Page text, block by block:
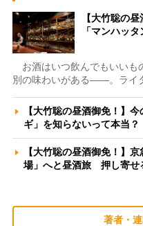
【大竹聡の
「マンハッ
お酒はいつ飲んでもいいも
別の味わいがある――。ライ
【大竹聡の昼酒御免！】
ギ」を知らないって本当
【大竹聡の昼酒御免！】
場」へと昼酒旅 押し寄
著者・